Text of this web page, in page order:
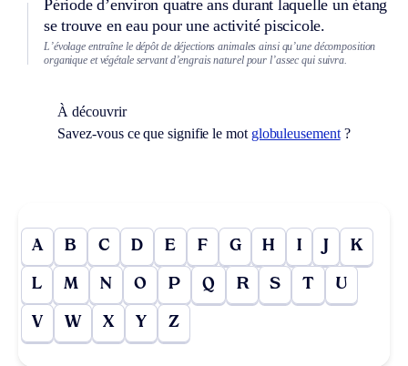
Période d’environ quatre ans durant laquelle un étang
se trouve en eau pour une activité piscicole.
L’évolage entraîne le dépôt de déjections animales ainsi qu’une décomposition
organique et végétale servant d’engrais naturel pour l’assec qui suivra.
À découvrir
Savez-vous ce que signifie le mot globuleusement?
A B C D E F G H I J K
L M N O P Q R S T U
V W X Y Z